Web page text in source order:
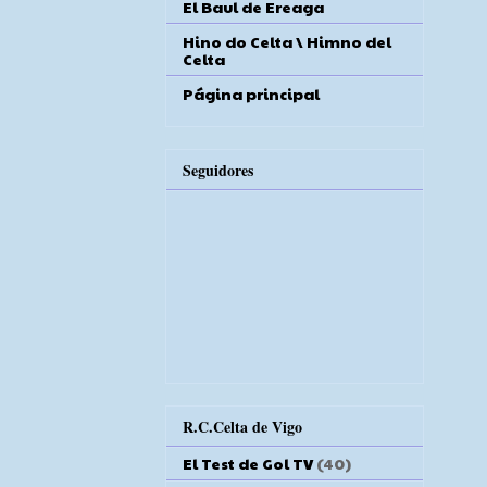
El Baul de Ereaga
Hino do Celta \ Himno del
Celta
Página principal
Seguidores
R.C.Celta de Vigo
El Test de Gol TV (40)